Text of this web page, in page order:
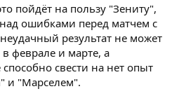
пойдёт на пользу "Зениту",
ошибками перед матчем с
результат не может
феврале и марте, а
свести на нет опыт
и "Марселем".